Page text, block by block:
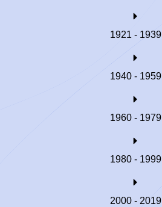
1921 - 1939
1940 - 1959
1960 - 1979
1980 - 1999
2000 - 2019